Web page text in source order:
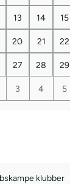
13 14 15
20 21 22
27 28 29
3 4 5
klubber